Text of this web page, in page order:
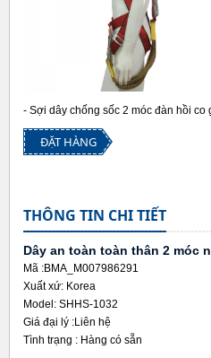
- Sợi dây chống sốc 2 móc đàn hồi co
ĐẶT HÀNG
THÔNG TIN CHI TIẾT
Dây an toàn toàn thân 2 móc
Mã :BMA_M007986291
Xuất xứ: Korea
Model: SHHS-1032
Giá đại lý :Liên hệ
Tình trạng : Hàng có sẵn